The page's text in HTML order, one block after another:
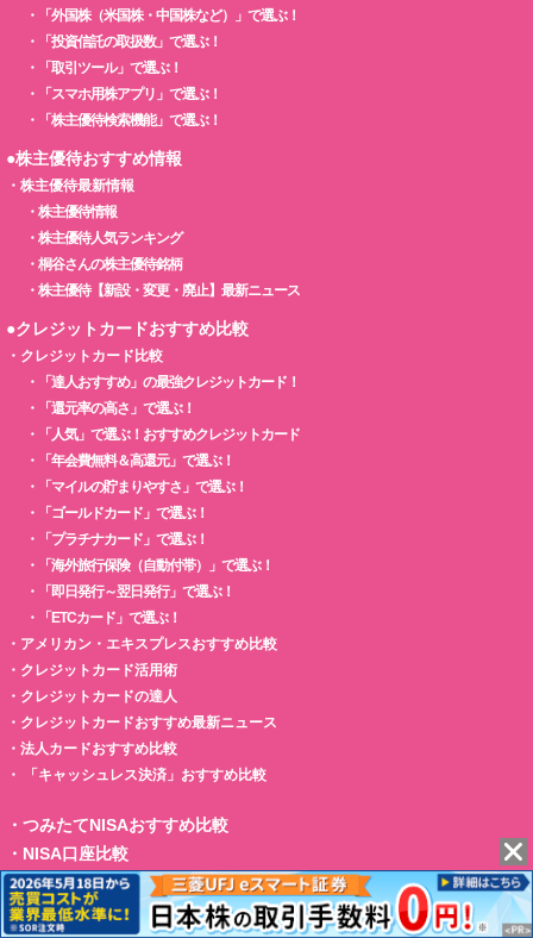
・
「外国株（米国株・中国株など）」で選ぶ！
・
「投資信託の取扱数」で選ぶ！
・
「取引ツール」で選ぶ！
・
「スマホ用株アプリ」で選ぶ！
・
「株主優待検索機能」で選ぶ！
●株主優待おすすめ情報
・ 株主優待最新情報
・ 株主優待情報
・ 株主優待人気ランキング
・ 桐谷さんの株主優待銘柄
・ 株主優待【新設・変更・廃止】最新ニュース
●クレジットカードおすすめ比較
・ クレジットカード比較
・
「達人おすすめ」の最強クレジットカード！
・
「還元率の高さ」で選ぶ！
・
「人気」で選ぶ！おすすめクレジットカード
・
「年会費無料＆高還元」で選ぶ！
・
「マイルの貯まりやすさ」で選ぶ！
・
「ゴールドカード」で選ぶ！
・
「プラチナカード」で選ぶ！
・
「海外旅行保険（自動付帯）」で選ぶ！
・
「即日発行～翌日発行」で選ぶ！
・
「ETCカード」で選ぶ！
・ アメリカン・エキスプレスおすすめ比較
・ クレジットカード活用術
・ クレジットカードの達人
・ クレジットカードおすすめ最新ニュース
・ 法人カードおすすめ比較
・
「キャッシュレス決済」おすすめ比較
・ つみたてNISAおすすめ比較
・ NISA口座比較
・iDeCo（個人型確定拠出年金）比較
・IPO株（新規上場株）情報